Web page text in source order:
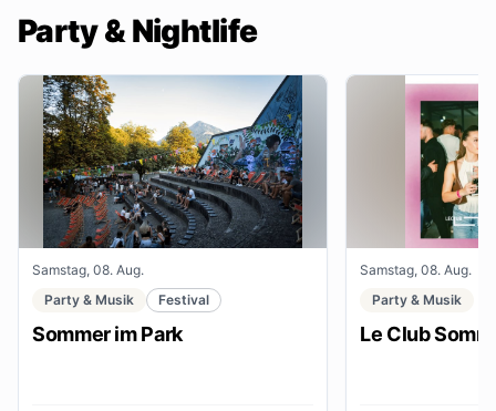
Party & Nightlife
Samstag, 08. Aug.
Party & Musik
Festival
Sommer im Park
Samstag, 08. Aug.
Party & Musik
Le Club